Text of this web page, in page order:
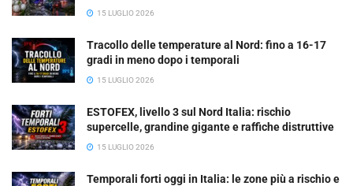
15 LUGLIO 2026
Tracollo delle temperature al Nord: fino a 16-17
gradi in meno dopo i temporali
15 LUGLIO 2026
ESTOFEX, livello 3 sul Nord Italia: rischio
supercelle, grandine gigante e raffiche distruttive
15 LUGLIO 2026
Temporali forti oggi in Italia: le zone più a rischio e